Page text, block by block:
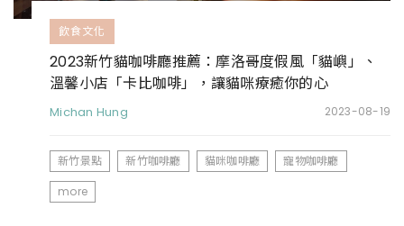
飲食文化
2023新竹貓咖啡廳推薦：摩洛哥度假風「貓嶼」、
溫馨小店「卡比咖啡」，讓貓咪療癒你的心
Michan Hung 2023-08-19
新竹景點 新竹咖啡廳 貓咪咖啡廳
寵物咖啡廳
more